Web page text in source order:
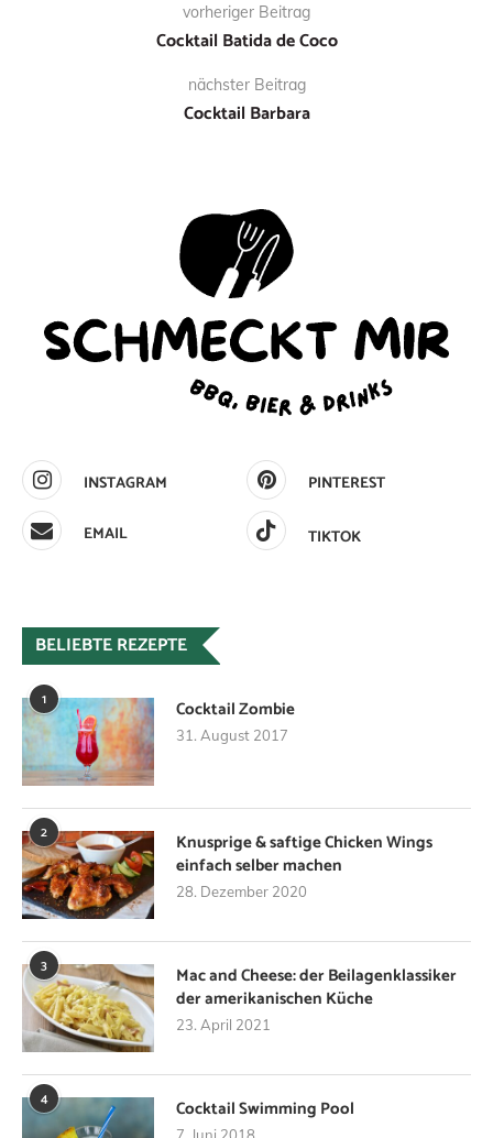
vorheriger Beitrag
Cocktail Batida de Coco
nächster Beitrag
Cocktail Barbara
INSTAGRAM
PINTEREST
EMAIL
TIKTOK
BELIEBTE REZEPTE
1 Cocktail Zombie
31. August 2017
2
Knusprige & saftige Chicken Wings
einfach selber machen
28. Dezember 2020
3
Mac and Cheese: der Beilagenklassiker
der amerikanischen Küche
23. April 2021
4 Cocktail Swimming Pool